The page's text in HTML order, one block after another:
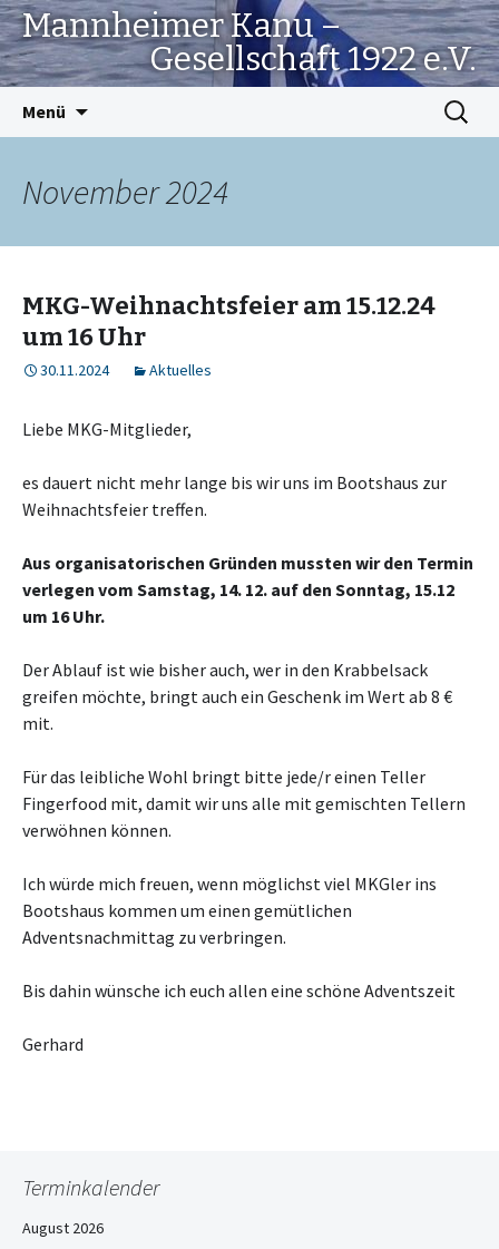
Mannheimer Kanu –
Gesellschaft 1922 e.V.
Menü
Suchen
nach:
November 2024
MKG-Weihnachtsfeier am 15.12.24
um 16 Uhr
30.11.2024 Aktuelles
Liebe MKG-Mitglieder,
es dauert nicht mehr lange bis wir uns im Bootshaus zur
Weihnachtsfeier treffen.
Aus organisatorischen Gründen mussten wir den Termin
verlegen vom Samstag, 14. 12. auf den Sonntag, 15.12
um 16 Uhr.
Der Ablauf ist wie bisher auch, wer in den Krabbelsack
greifen möchte, bringt auch ein Geschenk im Wert ab 8 €
mit.
Für das leibliche Wohl bringt bitte jede/r einen Teller
Fingerfood mit, damit wir uns alle mit gemischten Tellern
verwöhnen können.
Ich würde mich freuen, wenn möglichst viel MKGler ins
Bootshaus kommen um einen gemütlichen
Adventsnachmittag zu verbringen.
Bis dahin wünsche ich euch allen eine schöne Adventszeit
Gerhard
Terminkalender
August 2026